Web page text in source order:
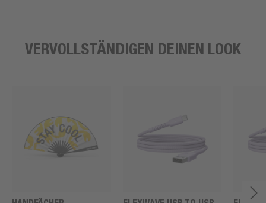
VERVOLLSTÄNDIGEN DEINEN LOOK